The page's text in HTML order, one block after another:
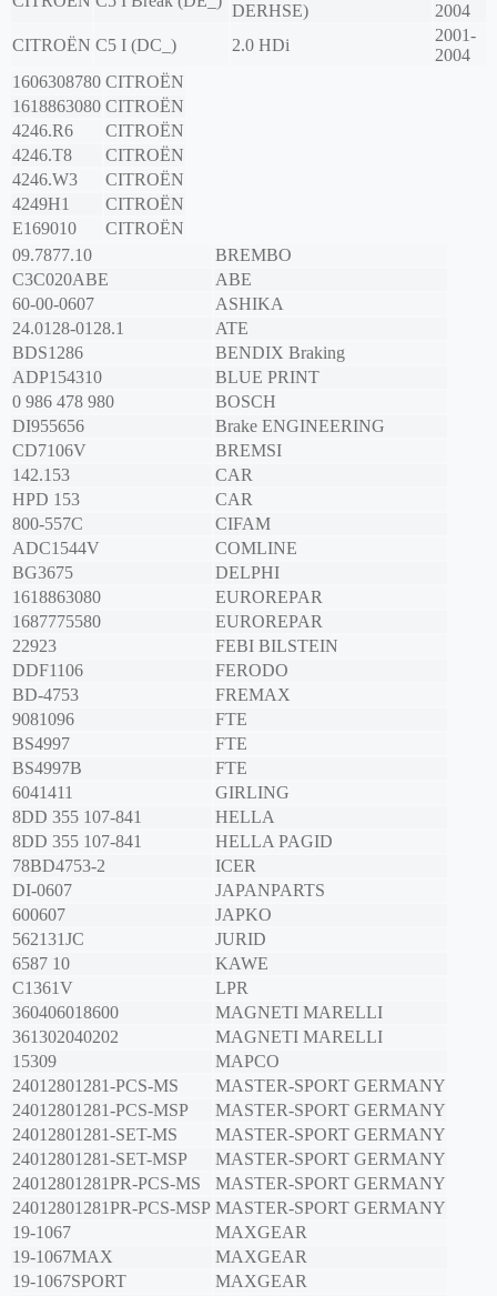
DERHSE)
2004
CITROËN C5 I (DC_) 2.0 HDi
2001-
2004
1606308780 CITROËN
1618863080 CITROËN
4246.R6
CITROËN
4246.T8
CITROËN
4246.W3
CITROËN
4249H1
CITROËN
E169010
CITROËN
09.7877.10
BREMBO
C3C020ABE
ABE
60-00-0607
ASHIKA
24.0128-0128.1
ATE
BDS1286
BENDIX Braking
ADP154310
BLUE PRINT
0 986 478 980
BOSCH
DI955656
Brake ENGINEERING
CD7106V
BREMSI
142.153
CAR
HPD 153
CAR
800-557C
CIFAM
ADC1544V
COMLINE
BG3675
DELPHI
1618863080
EUROREPAR
1687775580
EUROREPAR
22923
FEBI BILSTEIN
DDF1106
FERODO
BD-4753
FREMAX
9081096
FTE
BS4997
FTE
BS4997B
FTE
6041411
GIRLING
8DD 355 107-841
HELLA
8DD 355 107-841
HELLA PAGID
78BD4753-2
ICER
DI-0607
JAPANPARTS
600607
JAPKO
562131JC
JURID
6587 10
KAWE
C1361V
LPR
360406018600
MAGNETI MARELLI
361302040202
MAGNETI MARELLI
15309
MAPCO
24012801281-PCS-MS
MASTER-SPORT GERMANY
24012801281-PCS-MSP
MASTER-SPORT GERMANY
24012801281-SET-MS
MASTER-SPORT GERMANY
24012801281-SET-MSP
MASTER-SPORT GERMANY
24012801281PR-PCS-MS
MASTER-SPORT GERMANY
24012801281PR-PCS-MSP MASTER-SPORT GERMANY
19-1067
MAXGEAR
19-1067MAX
MAXGEAR
19-1067SPORT
MAXGEAR